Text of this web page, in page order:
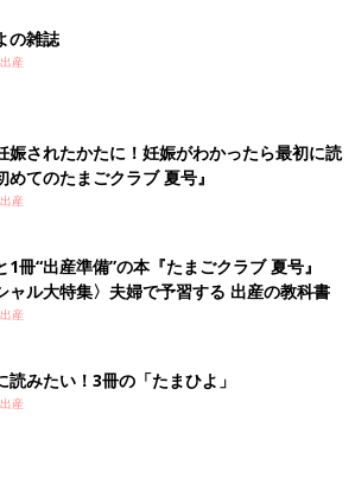
の雑誌
産
娠されたかたに！妊娠がわかったら最初に読
めてのたまごクラブ 夏号』
産
1冊“出産準備”の本『たまごクラブ 夏号』
ャル大特集〉夫婦で予習する 出産の教科書
産
読みたい！3冊の「たまひよ」
産